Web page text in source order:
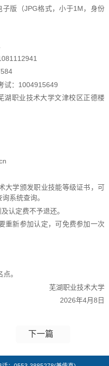
版（JPG格式，小于1M，身份
试：1004915649
湖职业技术大学文津校区正德楼
大学颁发职业技能等级证书，可
系统查询。
认定费不予退还。
重新参加认定，可免费参加一次
。
芜湖职业技术大学
2026年4月8日
下一篇